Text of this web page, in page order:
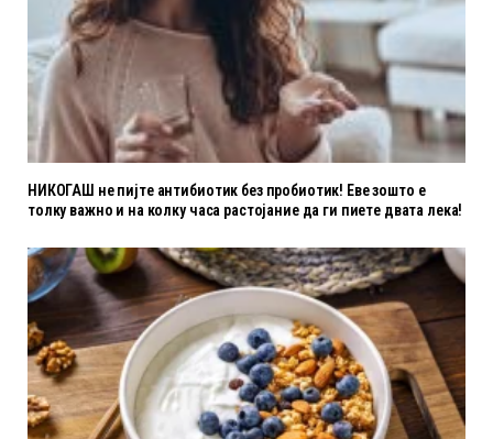
НИКОГАШ не пијте антибиотик без пробиотик! Еве зошто е
толку важно и на колку часа растојание да ги пиете двата лека!